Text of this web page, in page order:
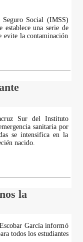
Seguro Social (IMSS)
una serie de
evite la contaminación
Sur del Instituto
sanitaria por
se intensifica en la
nacido.
la
García informó
todos los estudiantes